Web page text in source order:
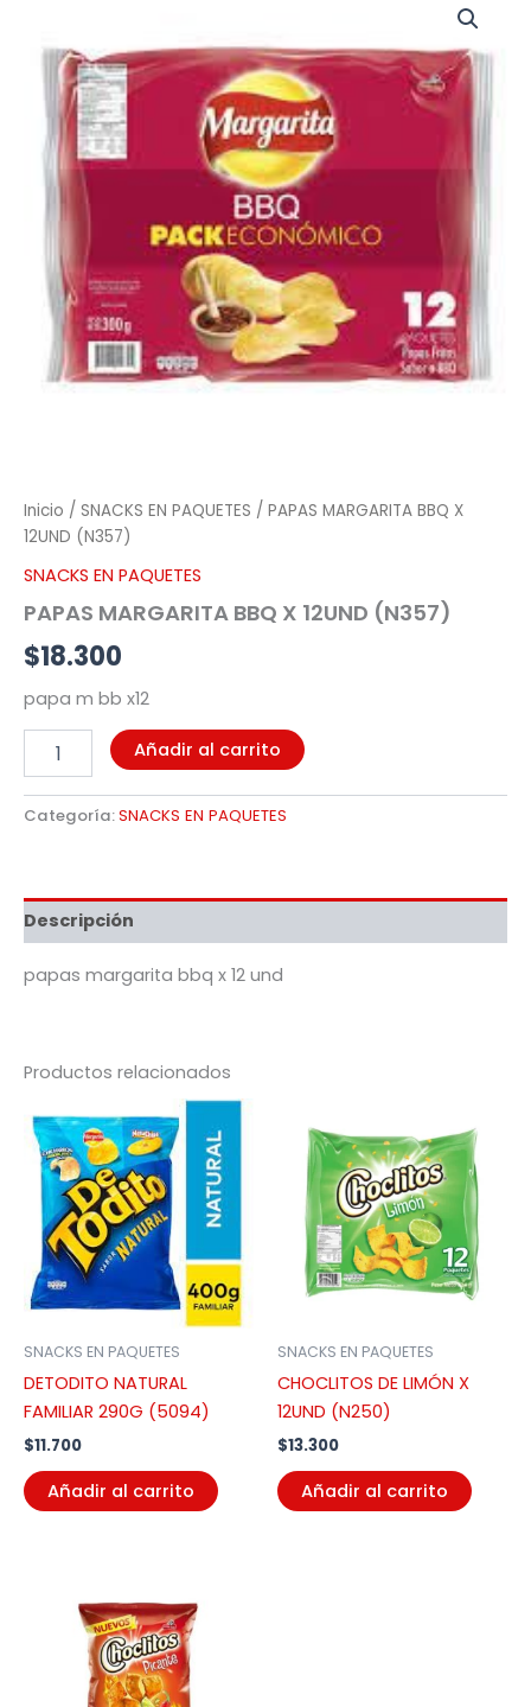
Inicio / SNACKS EN PAQUETES / PAPAS MARGARITA BBQ X
12UND (N357)
SNACKS EN PAQUETES
PAPAS MARGARITA BBQ X 12UND (N357)
$18.300
papa m bb x12
12UND
(N357)
cantidad
Añadir al carrito
Categoría:SNACKS EN PAQUETES
Descripción
papas margarita bbq x 12 und
Productos relacionados
SNACKS EN PAQUETES
DETODITO NATURAL
FAMILIAR 290G (5094)
$11.700
Añadir al carrito
SNACKS EN PAQUETES
CHOCLITOS DE LIMÓN X
12UND (N250)
$13.300
Añadir al carrito